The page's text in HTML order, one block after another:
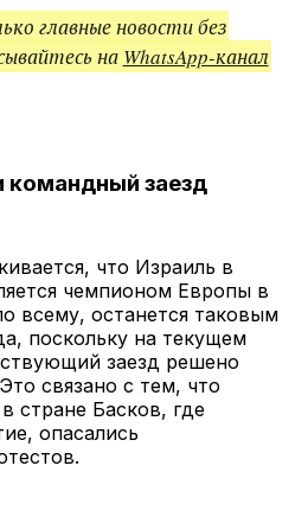
главные новости без
на WhatsApp-канал
заезд
что Израиль в
чемпионом Европы в
всему, останется таковым
поскольку на текущем
заезд решено
связано с тем, что
стране Басков, где
опасались